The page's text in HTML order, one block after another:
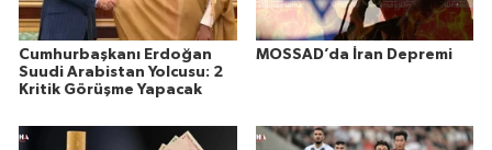
Cumhurbaşkanı Erdoğan
Suudi Arabistan Yolcusu: 2
Kritik Görüşme Yapacak
MOSSAD’da İran Depremi